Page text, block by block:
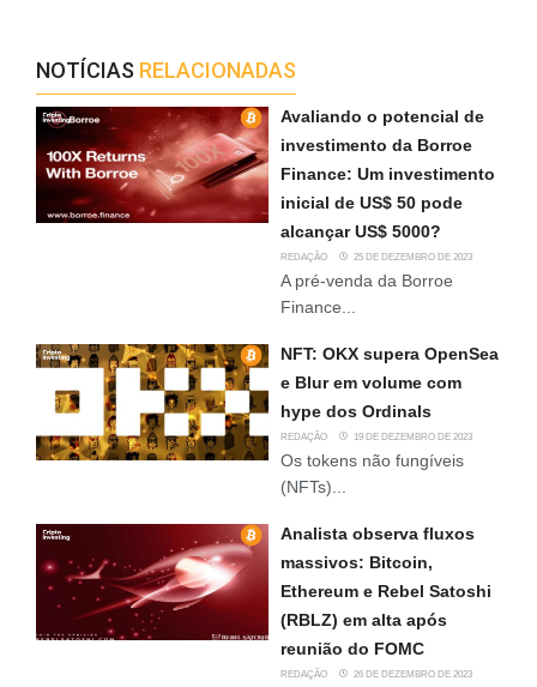
NOTÍCIAS RELACIONADAS
Avaliando o potencial de
investimento da Borroe
Finance: Um investimento
inicial de US$ 50 pode
alcançar US$ 5000?
REDAÇÃO 25 DE DEZEMBRO DE 2023
A pré-venda da Borroe
Finance...
NFT: OKX supera OpenSea
e Blur em volume com
hype dos Ordinals
REDAÇÃO 19 DE DEZEMBRO DE 2023
Os tokens não fungíveis
(NFTs)...
Analista observa fluxos
massivos: Bitcoin,
Ethereum e Rebel Satoshi
(RBLZ) em alta após
reunião do FOMC
REDAÇÃO 26 DE DEZEMBRO DE 2023